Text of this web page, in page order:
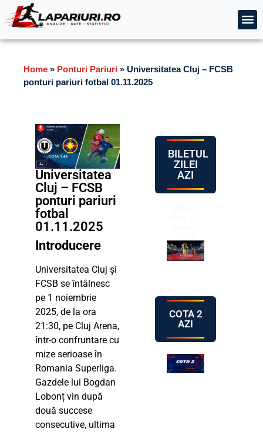
Home » Ponturi Pariuri » Universitatea Cluj – FCSB
ponturi pariuri fotbal 01.11.2025
Universitatea
Cluj – FCSB
ponturi pariuri
fotbal
01.11.2025
Introducere
Universitatea Cluj și
FCSB se întâlnesc
pe 1 noiembrie
2025, de la ora
21:30, pe Cluj Arena,
într-o confruntare cu
mize serioase în
Romania Superliga.
Gazdele lui Bogdan
Lobonț vin după
două succese
consecutive, ultima
BILETUL
ZILEI
AZI
COTA 2
AZI